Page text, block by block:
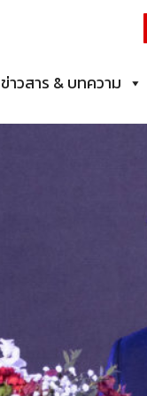
ข่าวสาร & บทความ